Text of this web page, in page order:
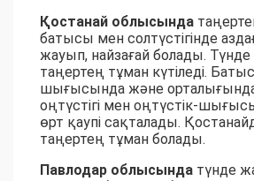
Қостанай облысында
батысы мен солтүстігінде
жауып, найзағай болады.
таңертең тұман күтіледі.
шығысында және
оңтүстігі мен оңтүстік-
өрт қаупі сақталады.
таңертең тұман болады.
Павлодар облысында түнде